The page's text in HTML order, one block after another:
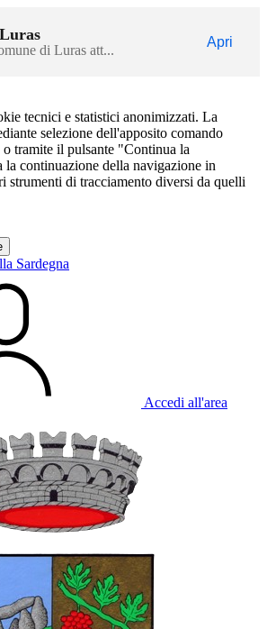
di Luras att...
Apri
tecnici e statistici anonimizzati. La
selezione dell'apposito comando
tramite il pulsante "Continua la
continuazione della navigazione in
strumenti di tracciamento diversi da quelli
Sardegna
Accedi all'area